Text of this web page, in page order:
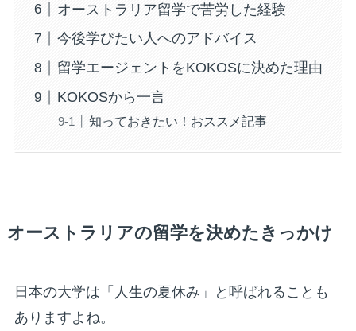
オーストラリア留学で苦労した経験
今後学びたい人へのアドバイス
留学エージェントをKOKOSに決めた理由
KOKOSから一言
知っておきたい！おススメ記事
オーストラリアの留学を決めたきっかけ
日本の大学は「人生の夏休み」と呼ばれることも
ありますよね。